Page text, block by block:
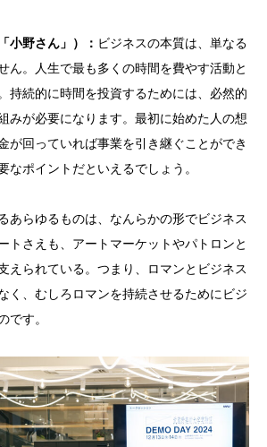
小野さん」）： ビジネスの本質は、単なる
ん。人生で最も多くの時間を費やす活動と
持続的に時間を投資するためには、必然的
みが必要になります。最初に始めた人の想
が回っていれば事業を引き継ぐことができ
なポイントだといえるでしょう。
あらゆるものは、なんらかの形でビジネス
トさえも、アートマーケットやパトロンと
えられている。つまり、ロマンとビジネス
く、むしろロマンを持続させるためにビジ
です。